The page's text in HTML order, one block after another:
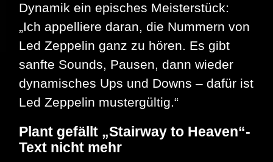
Dynamik ein episches Meisterstück:
„Ich appelliere daran, die Nummern von
Led Zeppelin ganz zu hören. Es gibt
sanfte Sounds, Pausen, dann wieder
dynamisches Ups und Downs – dafür ist
Led Zeppelin mustergültig.“
Plant gefällt „Stairway to Heaven“-
Text nicht mehr